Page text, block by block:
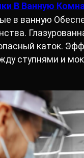
В Ванную
в ванную
каток.
ступнями и